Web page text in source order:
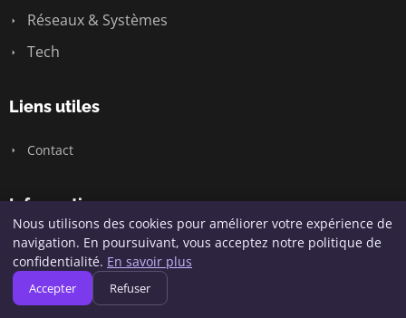
Réseaux & Systèmes
Tech
Liens utiles
Contact
Informations
Plan du site
Nous utilisons des cookies pour améliorer votre expérience de
navigation. En poursuivant, vous acceptez notre politique de
confidentialité. En savoir plus
Accepter Refuser